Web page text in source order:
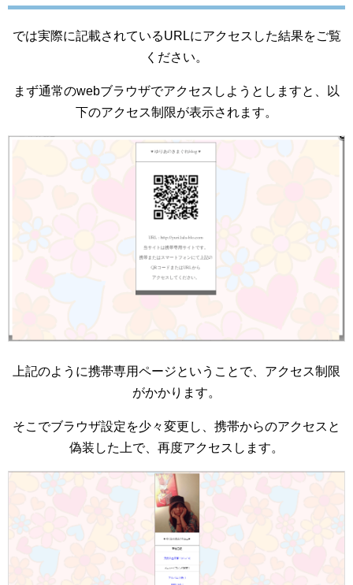
では実際に記載されているURLにアクセスした結果をご覧
ください。
まず通常のwebブラウザでアクセスしようとしますと、以
下のアクセス制限が表示されます。
上記のように携帯専用ページということで、アクセス制限
がかかります。
そこでブラウザ設定を少々変更し、携帯からのアクセスと
偽装した上で、再度アクセスします。